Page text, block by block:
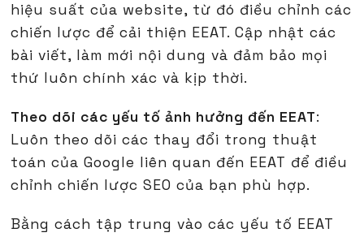
hiệu suất của website, từ đó điều chỉnh các
chiến lược để cải thiện EEAT. Cập nhật các
bài viết, làm mới nội dung và đảm bảo mọi
thứ luôn chính xác và kịp thời.
Theo dõi các yếu tố ảnh hưởng đến EEAT:
Luôn theo dõi các thay đổi trong thuật
toán của Google liên quan đến EEAT để điều
chỉnh chiến lược SEO của bạn phù hợp.
Bằng cách tập trung vào các yếu tố EEAT